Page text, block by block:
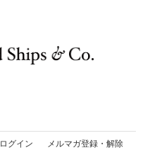
ログイン
メルマガ登録・解除